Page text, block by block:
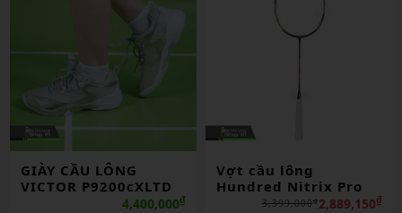
GIÀY CẦU LÔNG
VICTOR P9200cXLTD
4,400,000₫
Vợt cầu lông
Hundred Nitrix Pro
2,889,150₫
3,399,000₫